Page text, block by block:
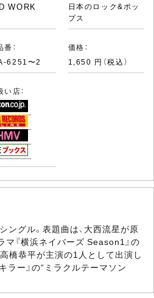
WORK
日本のロック&ポッ
プス
：
6251〜2
価格：
1,650 円（税込）
店：
ングル。表題曲は、大西流星が原
『横浜ネイバーズ Season1』の
橋恭平が主演の1人として出演し
ラー』の“ミラクルテーマソン